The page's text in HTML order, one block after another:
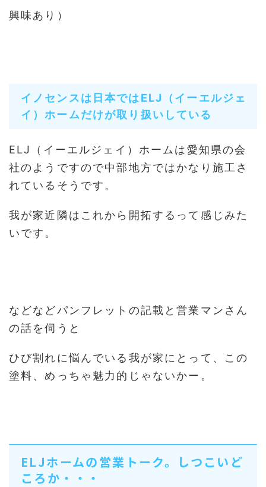
興味あり）
イノセンスは日本ではELJ（イーエルジェ
イ）ホームだけが取り扱いしている
ELJ（イーエルジェイ）ホームは愛知県の会
社のようですので中部地方ではかなり施工さ
れているそうです。
我が家近隣はこれから開拓するって感じみた
いです。
などなどパンフレットの記載と営業マンさん
の話を伺うと
ひび割れに悩んでいる我が家にとって、この
塗料、めっちゃ魅力的じゃないかー。
ELJホームの営業トーク。しつこいど
ころか・・・